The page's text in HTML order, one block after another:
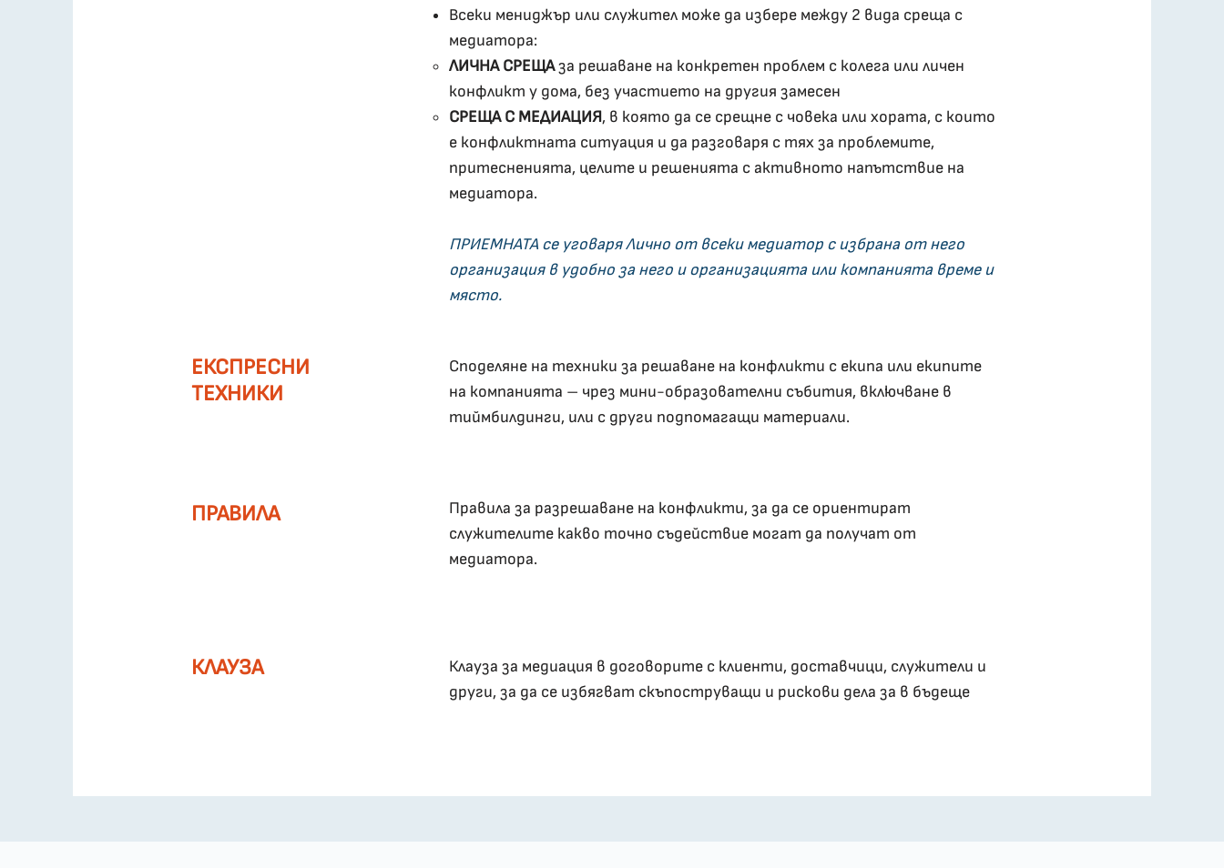
Всеки мениджър или служител може да избере между 2 вида среща с
медиатора:
ЛИЧНА СРЕЩАза решаване на конкретен проблем с колега или личен
конфликт у дома, без участието на другия замесен
СРЕЩА С МЕДИАЦИЯ, в която да се срещне с човека или хората, с които
е конфликтната ситуация и да разговаря с тях за проблемите,
притесненията, целите и решенията с активното напътствие на
медиатора.
ПРИЕМНАТА се уговаря Лично от всеки медиатор с избрана от него
организация в удобно за него и организацията или компанията време и
място.
ЕКСПРЕСНИ
ТЕХНИКИ
Споделяне на техники за решаване на конфликти с екипа или екипите
на компанията – чрез мини-образователни събития, включване в
тиймбилдинги, или с други подпомагащи материали.
ПРАВИЛА
Правила за разрешаване на конфликти, за да се ориентират
служителите какво точно съдействие могат да получат от
медиатора.
КЛАУЗА
Клауза за медиация в договорите с клиенти, доставчици, служители и
други, за да се избягват скъпоструващи и рискови дела за в бъдеще